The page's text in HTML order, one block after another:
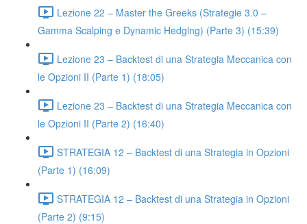
Lezione 22 – Master the Greeks (Strategie 3.0 –
Gamma Scalping e Dynamic Hedging) (Parte 3) (15:39)
Lezione 23 – Backtest di una Strategia Meccanica con
le Opzioni II (Parte 1) (18:05)
Lezione 23 – Backtest di una Strategia Meccanica con
le Opzioni II (Parte 2) (16:40)
STRATEGIA 12 – Backtest di una Strategia in Opzioni
(Parte 1) (16:09)
STRATEGIA 12 – Backtest di una Strategia in Opzioni
(Parte 2) (9:15)